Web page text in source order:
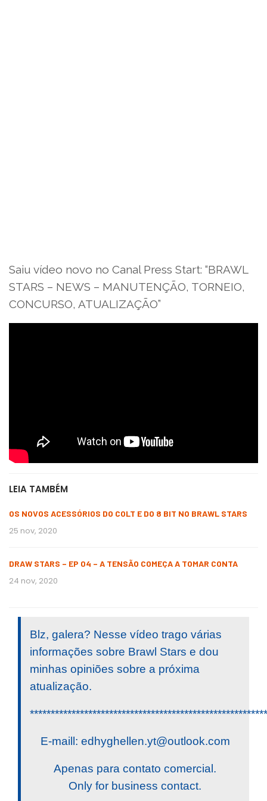
Saiu vídeo novo no Canal Press Start: “BRAWL
STARS – NEWS – MANUTENÇÃO, TORNEIO,
CONCURSO, ATUALIZAÇÃO”
LEIA TAMBÉM
OS NOVOS ACESSÓRIOS DO COLT E DO 8 BIT NO BRAWL STARS
25 nov, 2020
DRAW STARS – EP 04 – A TENSÃO COMEÇA A TOMAR CONTA
24 nov, 2020
Blz, galera? Nesse vídeo trago várias
informações sobre Brawl Stars e dou
minhas opiniões sobre a próxima
atualização.
E-maill: edhyghellen.yt@outlook.com
Apenas para contato comercial.
Only for business contact.